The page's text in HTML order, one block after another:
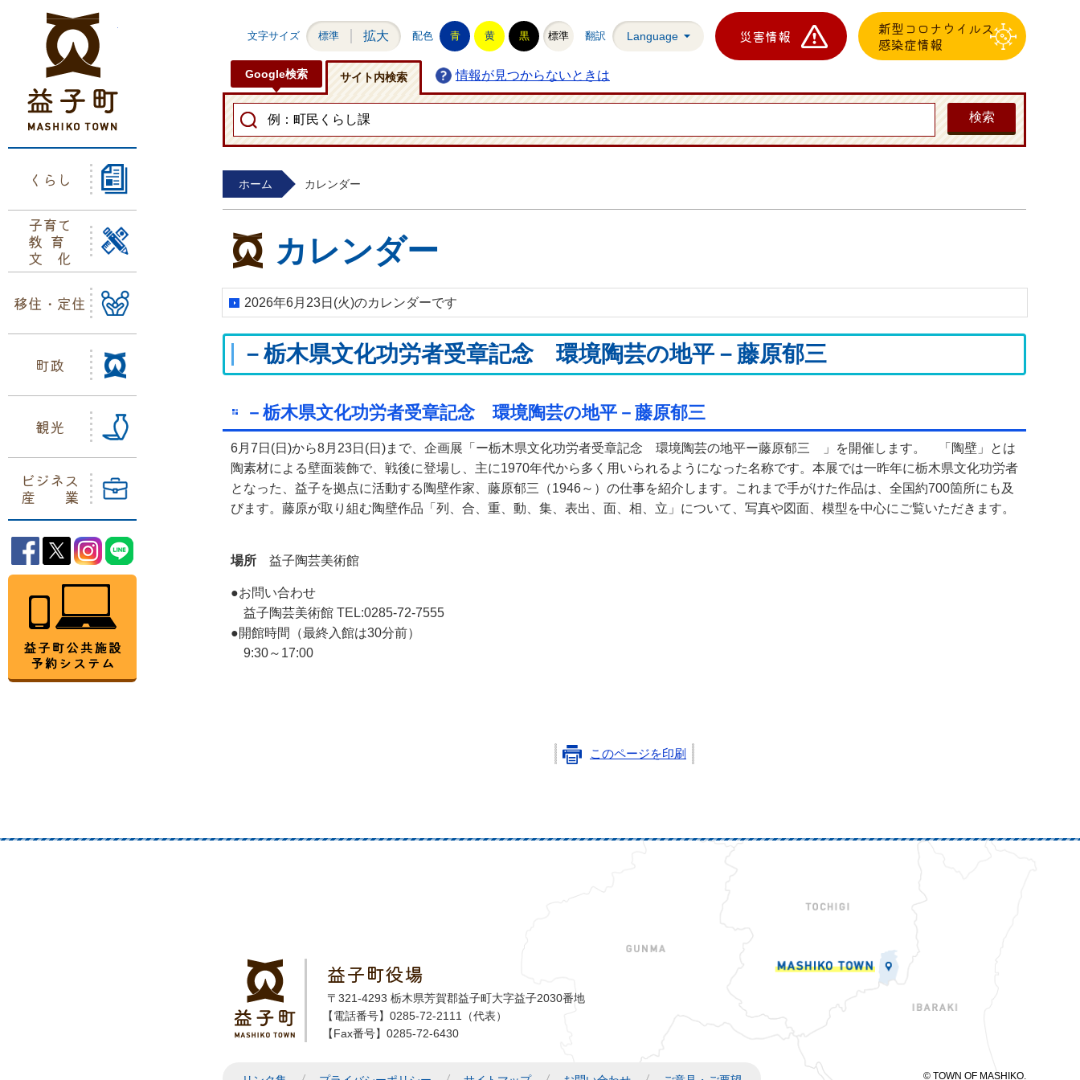
くらし
子育て
教育
文化
移住・定住
町政
観光
ビジネス
産業
益子町Facebook
益子町Twitter
益子町Instagram
益子町公共施設予約システム
文字サイズ 標準 拡大 配色 青 黄 黒 標準 翻訳 Language 災害情報
新型コロナウイルス
感染症情報
Google検索 サイト内検索 情報が見つからないときは
ホーム カレンダー
カレンダー
2026年6月23日(火)のカレンダーです
－栃木県文化功労者受章記念 環境陶芸の地平－藤原郁三
－栃木県文化功労者受章記念 環境陶芸の地平－藤原郁三
6月7日(日)から8月23日(日)まで、企画展「ー栃木県文化功労者受章記念 環境陶芸の地平ー藤原郁三 」を開催します。 「陶壁」とは
陶素材による壁面装飾で、戦後に登場し、主に1970年代から多く用いられるようになった名称です。本展では一昨年に栃木県文化功労者
となった、益子を拠点に活動する陶壁作家、藤原郁三（1946～）の仕事を紹介します。これまで手がけた作品は、全国約700箇所にも及
びます。藤原が取り組む陶壁作品「列、合、重、動、集、表出、面、相、立」について、写真や図面、模型を中心にご覧いただきます。
場所 益子陶芸美術館
●お問い合わせ
益子陶芸美術館 TEL:0285-72-7555
●開館時間（最終入館は30分前）
9:30～17:00
このページを印刷
益子町
益子町役場
〒321-4293 栃木県芳賀郡益子町大字益子2030番地
【電話番号】0285-72-2111（代表）
【Fax番号】0285-72-6430
© TOWN OF MASHIKO.